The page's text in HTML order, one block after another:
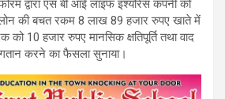
द्वारा एस बी आई लाइफ इंश्योरेंस कंपनी को
की बचत रकम 8 लाख 89 हजार रुपए खाते में
10 हजार रुपए मानसिक क्षतिपूर्ति तथा वाद
करने का फैसला सुनाया।